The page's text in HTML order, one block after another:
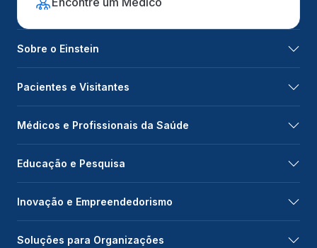
Sobre o Einstein
Pacientes e Visitantes
Médicos e Profissionais da Saúde
Educação e Pesquisa
Inovação e Empreendedorismo
Soluções para Organizações